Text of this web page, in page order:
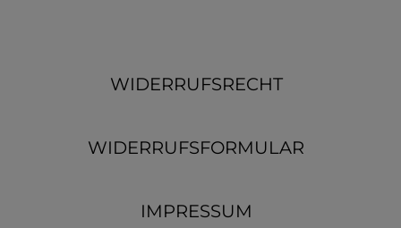
WIDERRUFSRECHT
WIDERRUFSFORMULAR
IMPRESSUM